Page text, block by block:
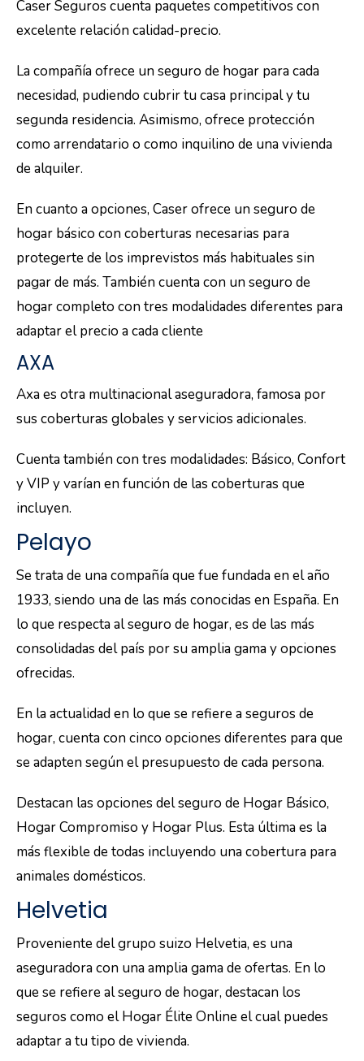
Caser Seguros cuenta paquetes competitivos con
excelente relación calidad-precio.
La compañía ofrece un seguro de hogar para cada
necesidad, pudiendo cubrir tu casa principal y tu
segunda residencia. Asimismo, ofrece protección
como arrendatario o como inquilino de una vivienda
de alquiler.
En cuanto a opciones, Caser ofrece un seguro de
hogar básico con coberturas necesarias para
protegerte de los imprevistos más habituales sin
pagar de más. También cuenta con un seguro de
hogar completo con tres modalidades diferentes para
adaptar el precio a cada cliente
AXA
Axa es otra multinacional aseguradora, famosa por
sus coberturas globales y servicios adicionales.
Cuenta también con tres modalidades: Básico, Confort
y VIP y varían en función de las coberturas que
incluyen.
Pelayo
Se trata de una compañía que fue fundada en el año
1933, siendo una de las más conocidas en España. En
lo que respecta al seguro de hogar, es de las más
consolidadas del país por su amplia gama y opciones
ofrecidas.
En la actualidad en lo que se refiere a seguros de
hogar, cuenta con cinco opciones diferentes para que
se adapten según el presupuesto de cada persona.
Destacan las opciones del seguro de Hogar Básico,
Hogar Compromiso y Hogar Plus. Esta última es la
más flexible de todas incluyendo una cobertura para
animales domésticos.
Helvetia
Proveniente del grupo suizo Helvetia, es una
aseguradora con una amplia gama de ofertas. En lo
que se refiere al seguro de hogar, destacan los
seguros como el Hogar Élite Online el cual puedes
adaptar a tu tipo de vivienda.